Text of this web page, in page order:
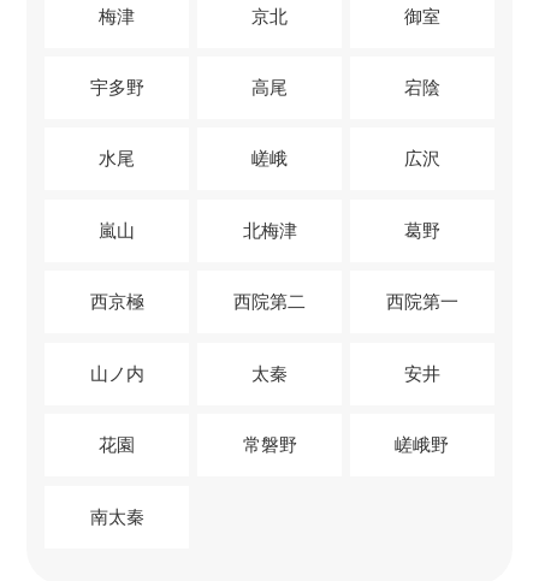
梅津 京北 御室
宇多野 高尾 宕陰
水尾 嵯峨 広沢
嵐山 北梅津 葛野
西京極 西院第二 西院第一
山ノ内 太秦 安井
花園 常磐野 嵯峨野
南太秦